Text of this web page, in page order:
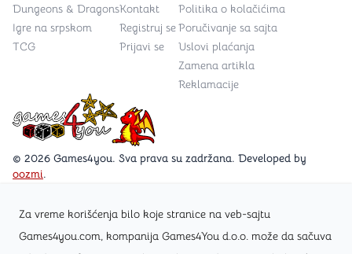
Za vreme korišćenja bilo koje stranice na veb-sajtu
Games4you.com, kompanija Games4You d.o.o. može da sačuva
Games4you logo
© 2026 Games4you. Sva prava su zadržana. Developed by
oozmi.
Posetite Facebook stranicu /Games4you.rs
Dungeons & Dragons
Igre na srpskom
TCG
Kontakt
Registruj se
Prijavi se
Politika o kolačićima
Poručivanje sa sajta
Uslovi plaćanja
Zamena artikla
Reklamacije